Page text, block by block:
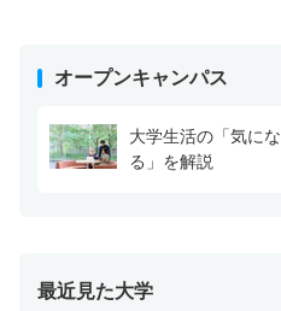
オープンキャンパス
大学生活の「気にな
る」を解説
最近見た大学